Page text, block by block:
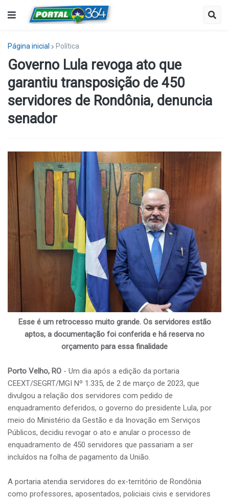
Página inicial Política
Governo Lula revoga ato que
garantiu transposição de 450
servidores de Rondônia, denuncia
senador
Esse é um retrocesso muito grande. Os servidores estão
aptos, a documentação foi conferida e há reserva no
orçamento para essa finalidade
Porto Velho, RO - Um dia após a edição da portaria
CEEXT/SEGRT/MGI Nº 1.335, de 2 de março de 2023, que
divulgou a relação dos servidores com pedido de
enquadramento deferidos, o governo do presidente Lula, por
meio do Ministério da Gestão e da Inovação em Serviços
Públicos, decidiu revogar o ato e anular o processo de
enquadramento de 450 servidores que passariam a ser
incluídos na folha de pagamento da União.
A portaria atendia servidores do ex-território de Rondônia
como professores, aposentados, policiais civis e servidores